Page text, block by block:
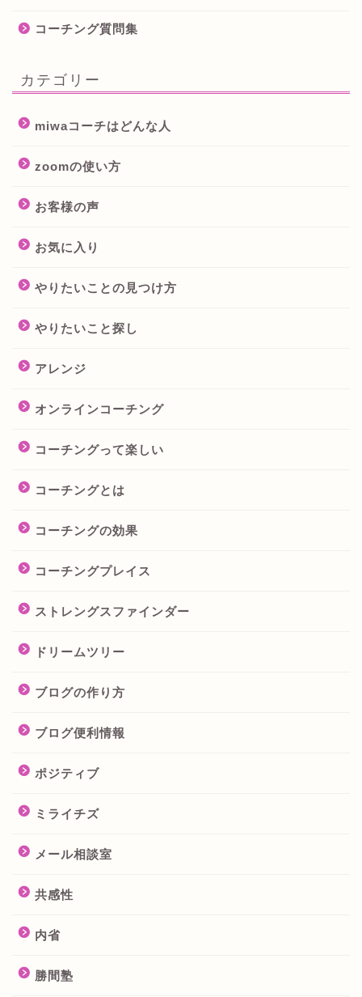
コーチング質問集
カテゴリー
miwaコーチはどんな人
zoomの使い方
お客様の声
お気に入り
やりたいことの見つけ方
やりたいこと探し
アレンジ
オンラインコーチング
コーチングって楽しい
コーチングとは
コーチングの効果
コーチングプレイス
ストレングスファインダー
ドリームツリー
ブログの作り方
ブログ便利情報
ポジティブ
ミライチズ
メール相談室
共感性
内省
勝間塾